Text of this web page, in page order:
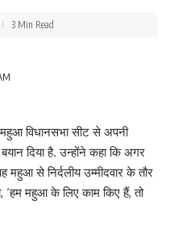
3 Min Read
विधानसभा सीट से अपनी
बयान दिया है. उन्होंने कहा कि अगर
महुआ से निर्दलीय उम्मीदवार के तौर
‘हम महुआ के लिए काम किए हैं, तो